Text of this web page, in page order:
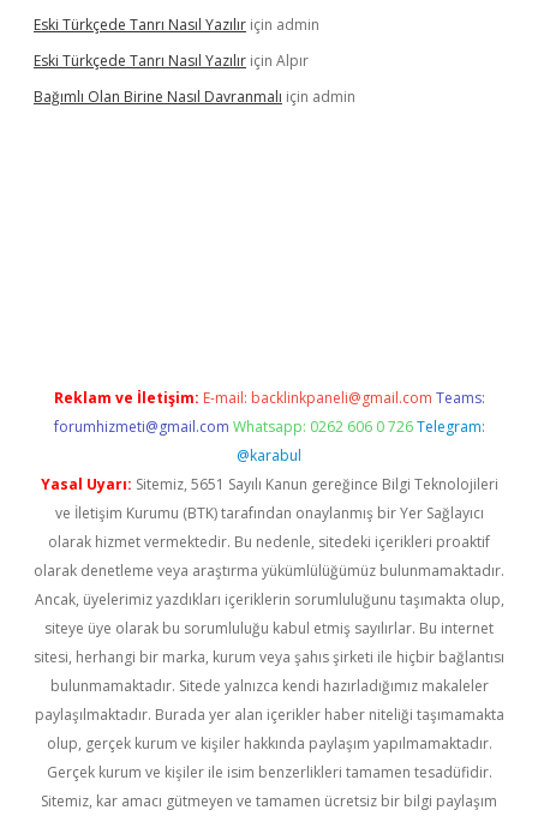
Eski Türkçede Tanrı Nasıl Yazılır için admin
Eski Türkçede Tanrı Nasıl Yazılır için Alpır
Bağımlı Olan Birine Nasıl Davranmalı için admin
Reklam ve İletişim: E-mail: backlinkpaneli@gmail.com Teams:
forumhizmeti@gmail.com Whatsapp: 0262 606 0 726 Telegram:
@karabul
Yasal Uyarı: Sitemiz, 5651 Sayılı Kanun gereğince Bilgi Teknolojileri
ve İletişim Kurumu (BTK) tarafından onaylanmış bir Yer Sağlayıcı
olarak hizmet vermektedir. Bu nedenle, sitedeki içerikleri proaktif
olarak denetleme veya araştırma yükümlülüğümüz bulunmamaktadır.
Ancak, üyelerimiz yazdıkları içeriklerin sorumluluğunu taşımakta olup,
siteye üye olarak bu sorumluluğu kabul etmiş sayılırlar. Bu internet
sitesi, herhangi bir marka, kurum veya şahıs şirketi ile hiçbir bağlantısı
bulunmamaktadır. Sitede yalnızca kendi hazırladığımız makaleler
paylaşılmaktadır. Burada yer alan içerikler haber niteliği taşımamakta
olup, gerçek kurum ve kişiler hakkında paylaşım yapılmamaktadır.
Gerçek kurum ve kişiler ile isim benzerlikleri tamamen tesadüfidir.
Sitemiz, kar amacı gütmeyen ve tamamen ücretsiz bir bilgi paylaşım